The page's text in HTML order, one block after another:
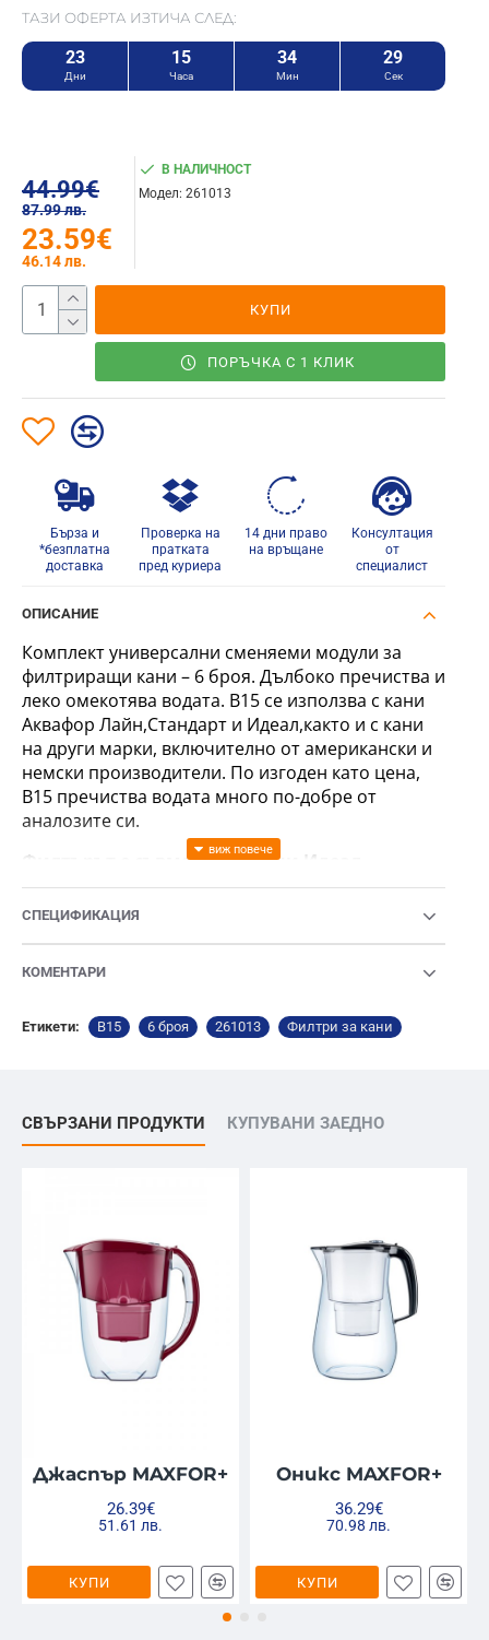
ТАЗИ ОФЕРТА ИЗТИЧА СЛЕД:
23
Дни
15
Часа
34
Мин
28
Сек
23.59€
46.14 лв.
44.99€
87.99 лв.
В НАЛИЧНОСТ
Модел: 261013
КУПИ
ПОРЪЧКА С 1 КЛИК
Бърза и
*безплатна
доставка
Проверка на
пратката
пред куриера
14 дни право
на връщане
Консултация
от
специалист
ОПИСАНИЕ
Комплект универсални сменяеми модули за
филтриращи кани – 6 броя. Дълбоко пречиства и
леко омекотява водата. B15 се използва с кани
Аквафор Лайн,Стандарт и Идеал,както и с кани
на други марки, включително от американски и
немски производители. По изгоден като цена,
В15 пречиства водата много по-добре от
аналозите си.
Филтърът е съвместин с кани Идеал,
Стандарт, Лайн и кани на други
производители, използващи филтри „Brita
Преди използването на нов филтриращ модул,
описано в инструкцията.
диаметър 7см.
СПЕЦИФИКАЦИЯ
КОМЕНТАРИ
Етикети: B15 6 броя 261013 Филтри за кани
СВЪРЗАНИ ПРОДУКТИ КУПУВАНИ ЗАЕДНО
Джаспър MAXFOR+
26.39€
51.61 лв.
КУПИ
Оникс MAXFOR+
36.29€
70.98 лв.
КУПИ